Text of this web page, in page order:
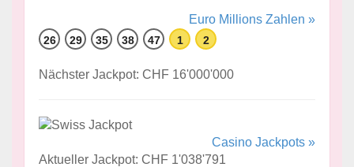
Euro Millions Zahlen »
26 29 35 38 47 1 2
Nächster Jackpot: CHF 16'000'000
Casino Jackpots »
Aktueller Jackpot: CHF 1'038'791